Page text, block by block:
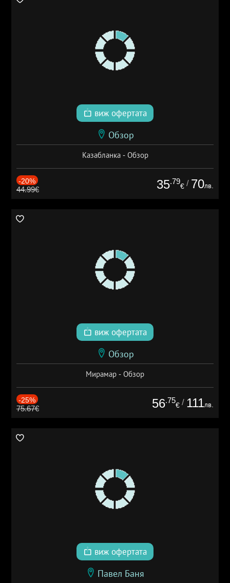
виж офертата
Обзор
Казабланка - Обзор
-20%
44.99€ 35.79
€ / 70лв.
виж офертата
Обзор
Мирамар - Обзор
-25%
75.67€ 56.75
€ / 111лв.
виж офертата
Павел Баня